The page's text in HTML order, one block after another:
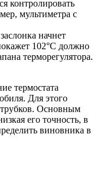
контролировать
мультиметра с
начнет
102°С должно
терморегулятора.
термостата
Для этого
Основным
его точность, в
виновника в